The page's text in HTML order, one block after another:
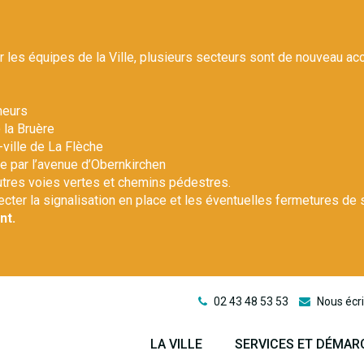
équipes de la Ville, plusieurs secteurs sont de nouveau
Bruère
de La Flèche
l’avenue d’Obernkirchen
voies vertes et chemins pédestres.
la signalisation en place et les éventuelles fermetures de
02 43 48 53 53 Nous
LA VILLE SERVICES ET